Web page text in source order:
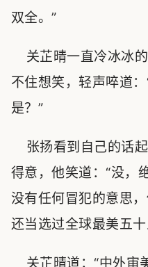
双全。”
关芷晴一直冷冰冰
不住想笑，轻声啐道
是？”
张扬看到自己的话
得意，他笑道：“没，
没有任何冒犯的意思
还当选过全球最美五
关芷晴道：“中外审